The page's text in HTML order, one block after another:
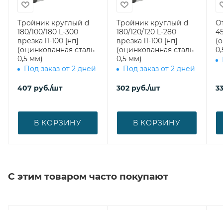
Тройник круглый d
180/100/180 L-300
врезка l1-100 [нп]
(оцинкованная сталь
0,5 мм)
Под заказ от 2 дней
407 руб./шт
В КОРЗИНУ
Тройник круглый d
180/120/120 L-280
врезка l1-100 [нп]
(оцинкованная сталь
0,5 мм)
Под заказ от 2 дней
302 руб./шт
В КОРЗИНУ
С этим товаром часто покупают